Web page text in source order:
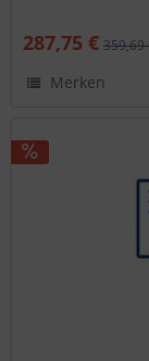
287,75 € 359,69
Merken